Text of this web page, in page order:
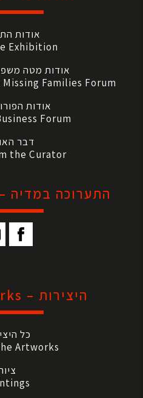
אודות
Exhibition
אודות מטה
Families Forum
אודות
Forum
דבר
the Curator
התערוכה במדיה – Social Media
היצירות – The Artworks
כל
Artworks